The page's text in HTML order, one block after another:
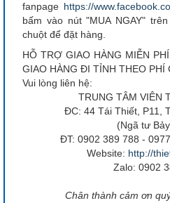
fanpage https://
bấm vào nút "MUA NGAY"
chuột để đặt hàng.
HỖ TRỢ GIAO HÀNG MIỄN
GIAO HÀNG ĐI TỈNH THEO PHÍ
Vui lòng liên hệ:
TRUNG TÂM VIÊN
ĐC: 44 Tái Thiết, P11,
(Ngã tư
ĐT: 0902 389 788 -
Website: http://
Zalo: 0902
Chân thành cảm ơn